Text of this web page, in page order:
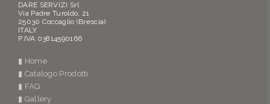
DARE SERVIZI Srl
Via Padre Turoldo, 21
25030 Coccaglio (Brescia)
ITALY
P.IVA 03814590166
▮ Home
▮ Catalogo Prodotti
▮ FAQ
▮ Gallery